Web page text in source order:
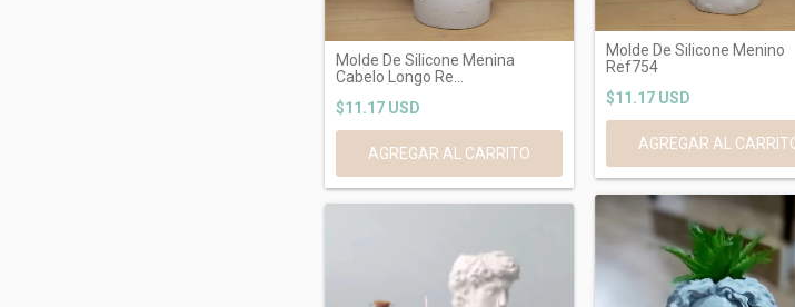
Molde De Silicone Menina
Cabelo Longo Re...
$11.17 USD
Molde De Silicone Menino
Ref754
$11.17 USD